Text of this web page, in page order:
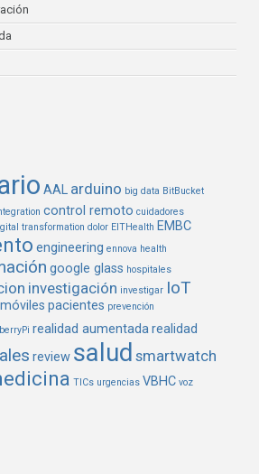
AAL arduino big data BitBucket
control remoto cuidadores
transformation dolor EITHealth EMBC
engineering ennova health
google glass hospitales
investigación investigar IoT
móviles pacientes prevención
realidad aumentadarealidad
review salud smartwatch
TICs urgencias VBHC voz